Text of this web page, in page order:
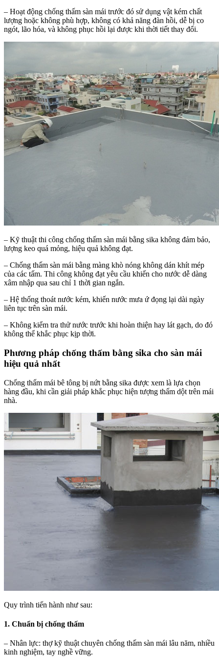
– Hoạt động chống thấm sàn mái trước đó sử dụng vật kém chất
lượng hoặc không phù hợp, không có khả năng đàn hồi, dễ bị co
ngót, lão hóa, và không phục hồi lại được khi thời tiết thay đổi.
– Kỹ thuật thi công chống thấm sàn mái bằng sika không đảm bảo,
lượng keo quá mỏng, hiệu quả không đạt.
– Chống thấm sàn mái bằng màng khò nóng không dán khít mép
của các tấm. Thi công không đạt yêu cầu khiến cho nước dễ dàng
xâm nhập qua sau chỉ 1 thời gian ngắn.
– Hệ thống thoát nước kém, khiến nước mưa ứ đọng lại dài ngày
liên tục trên sàn mái.
– Không kiểm tra thử nước trước khi hoàn thiện hay lát gạch, do đó
không thể khắc phục kịp thời.
Phương pháp chống thấm bằng sika cho sàn mái
hiệu quả nhất
Chống thấm mái bê tông bị nứt bằng sika được xem là lựa chọn
hàng đầu, khi cần giải pháp khắc phục hiện tượng thấm dột trên mái
nhà.
Quy trình tiến hành như sau:
1. Chuẩn bị chống thấm
– Nhân lực: thợ kỹ thuật chuyên chống thấm sàn mái lâu năm, nhiều
kinh nghiệm, tay nghề vững.